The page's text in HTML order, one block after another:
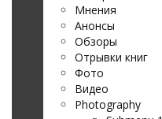
Мнения
Анонсы
Обзоры
Отрывки книг
Фото
Видео
Photography